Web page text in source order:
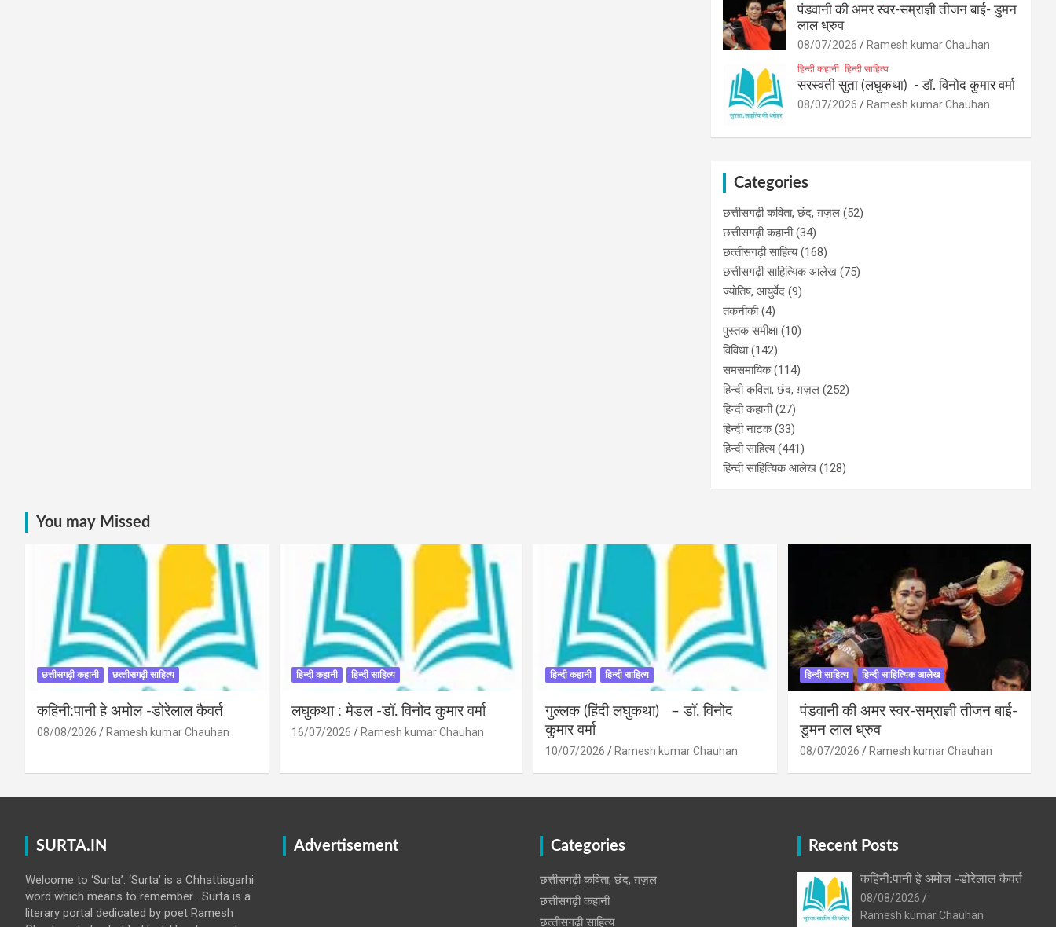
पंडवानी की अमर स्वर-सम्राज्ञी तीजन बाई- डुमन
लाल ध्रुव
08/07/2026 Ramesh kumar Chauhan
हिन्दी कहानी हिन्दी साहित्य
सरस्वती सुता (लघुकथा) ​- डॉ. विनोद कुमार वर्मा
08/07/2026 Ramesh kumar Chauhan
Categories
छत्तीसगढ़ी कविता, छंद, ग़ज़ल (52)
छत्तीसगढ़ी कहानी(34)
छत्‍तीसगढ़ी साहित्‍य(168)
छत्तीसगढ़ी साहित्यिक आलेख (75)
ज्योतिष, आयुर्वेद (9)
तकनीकी(4)
पुस्‍तक समीक्षा(10)
विविधा(142)
समसमायिक(114)
हिन्दी कविता, छंद, ग़ज़ल (252)
हिन्दी कहानी(27)
हिन्‍दी नाटक(33)
हिन्दी साहित्य(441)
हिन्दी साहित्यिक आलेख (128)
You may Missed
छत्तीसगढ़ी कहानी छत्‍तीसगढ़ी साहित्‍य
कहिनी:पानी हे अमोल -डोरेलाल कैवर्त
08/08/2026 Ramesh kumar Chauhan
हिन्दी कहानी हिन्दी साहित्य
लघुकथा : मेडल -डॉ. विनोद कुमार वर्मा
16/07/2026 Ramesh kumar Chauhan
हिन्दी कहानी हिन्दी साहित्य
गुल्लक (हिंदी लघुकथा) – डॉ. विनोद
कुमार वर्मा
10/07/2026 Ramesh kumar Chauhan
हिन्दी साहित्य हिन्दी साहित्यिक आलेख
पंडवानी की अमर स्वर-सम्राज्ञी तीजन बाई-
डुमन लाल ध्रुव
08/07/2026 Ramesh kumar Chauhan
SURTA.IN
Welcome to ‘Surta’. ‘Surta’ is a Chhattisgarhi
word which means to remember . Surta is a
literary portal dedicated by poet Ramesh
Advertisement Categories
छत्तीसगढ़ी कविता, छंद, ग़ज़ल
छत्तीसगढ़ी कहानी
छत्‍तीसगढ़ी साहित्‍य
Recent Posts
कहिनी:पानी हे अमोल -डोरेलाल कैवर्त
08/08/2026
Ramesh kumar Chauhan